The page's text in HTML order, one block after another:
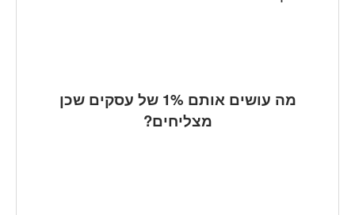
מה עושים אותם 1% של עסקים שכן
מצליחים?